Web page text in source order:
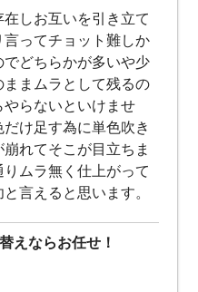
しお互いを引き立て
ってチョット難しか
どちらかが多いや少
まムラとして残るの
らないといけませ
け足す為に単色吹き
れてそこが目立ちま
ムラ無く仕上がって
言えると思います。
えならお任せ！